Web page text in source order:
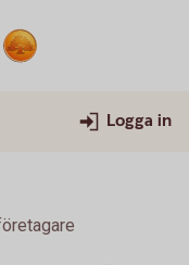
Logga in